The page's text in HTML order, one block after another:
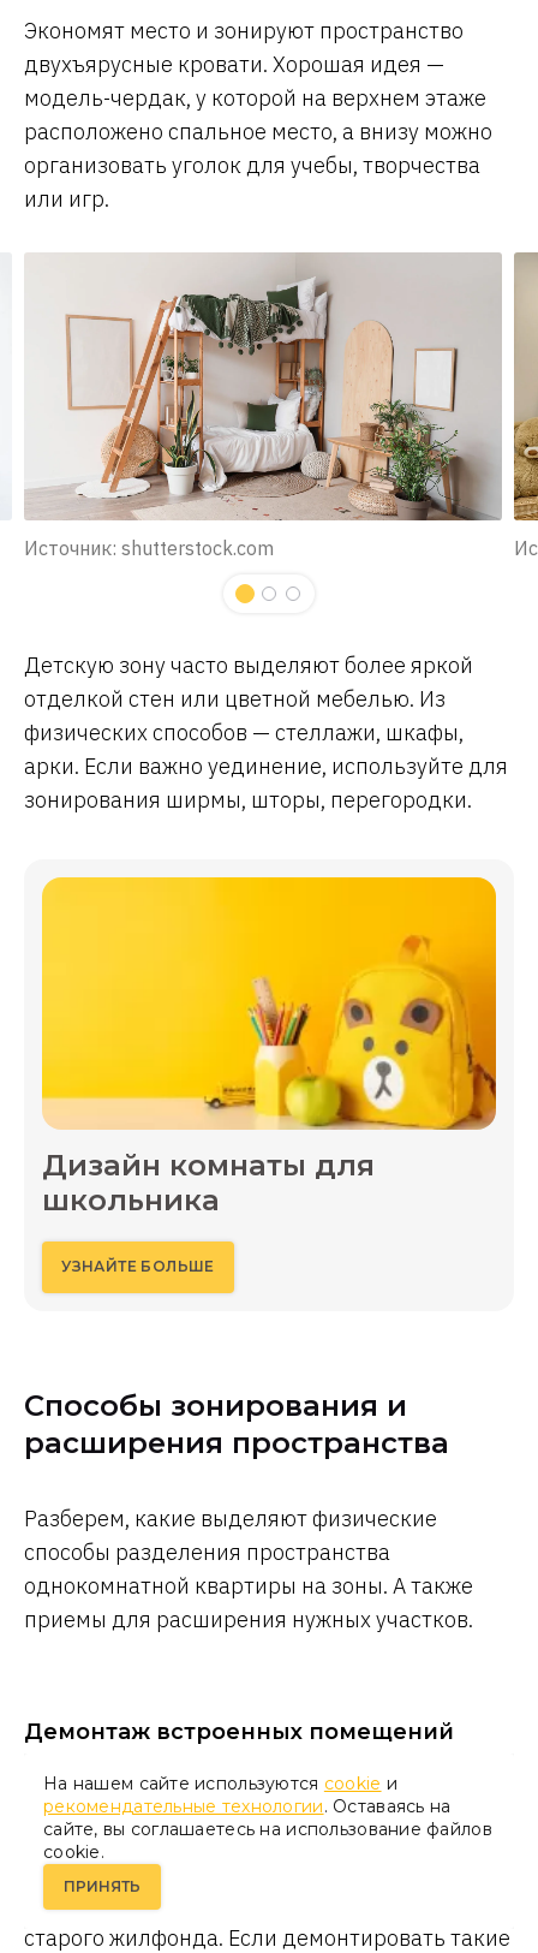
Экономят место и зонируют пространство
двухъярусные кровати. Хорошая идея —
модель-чердак, у которой на верхнем этаже
расположено спальное место, а внизу можно
организовать уголок для учебы, творчества
или игр.
Источник: shutterstock.com
Детскую зону часто выделяют более яркой
отделкой стен или цветной мебелью. Из
физических способов — стеллажи, шкафы,
арки. Если важно уединение, используйте для
зонирования ширмы, шторы, перегородки.
Дизайн комнаты для
школьника
УЗНАЙТЕ БОЛЬШЕ
Способы зонирования и
расширения пространства
Разберем, какие выделяют физические
способы разделения пространства
однокомнатной квартиры на зоны. А также
приемы для расширения нужных участков.
Демонтаж встроенных помещений
В однокомнатных квартирах часто можно
встретить обособленные кладовки и
громоздкие антресоли, утратившие
актуальность. Особенно это характерно для
старого жилфонда. Если демонтировать такие
На нашем сайте используются cookie и
рекомендательные технологии. Оставаясь на
сайте, вы соглашаетесь на использование файлов
cookie.
ПРИНЯТЬ